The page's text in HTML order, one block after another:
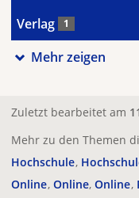
Verlag 1
Mehr zeigen
Zuletzt bearbeitet am
Mehr zu den Themen
Hochschule
Online Online Online